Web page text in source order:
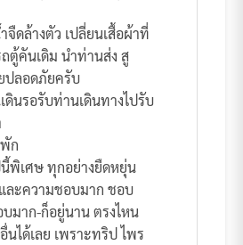
จืดล้างตัว เปลี่ยนเสื้อผ้าที่
ตู้คันเดิม นำท่านส่ง สู
ปลอดภัยครับ
ดินรอรับท่านเดินทางไปรับ
ก
พิเศษ ทุกอย่างยืดหยุ่น
ละความชอบมาก ชอบ
มาก-ก็อยู่นาน ตรงไหน
ได้เลย เพราะทริป ไพร